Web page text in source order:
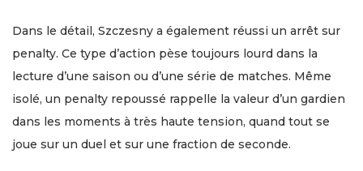
Dans le détail, Szczesny a également réussi un arrêt sur
penalty. Ce type d’action pèse toujours lourd dans la
lecture d’une saison ou d’une série de matches. Même
isolé, un penalty repoussé rappelle la valeur d’un gardien
dans les moments à très haute tension, quand tout se
joue sur un duel et sur une fraction de seconde.